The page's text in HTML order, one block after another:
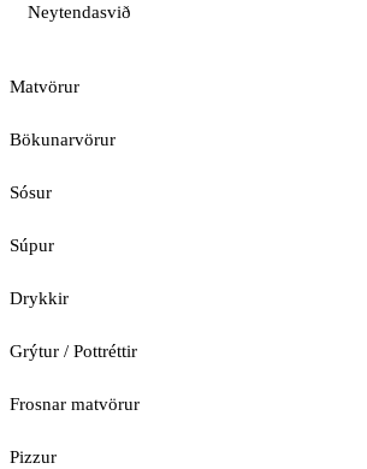
Neytendasvið
Matvörur
Bökunarvörur
Sósur
Súpur
Drykkir
Grýtur / Pottréttir
Frosnar matvörur
Pizzur